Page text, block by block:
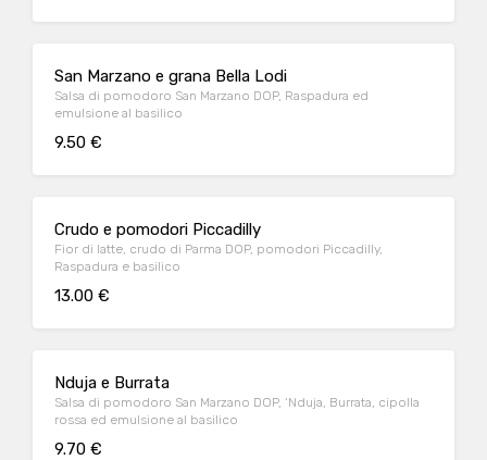
San Marzano e grana Bella Lodi
Salsa di pomodoro San Marzano DOP, Raspadura ed
emulsione al basilico
9.50 €
Crudo e pomodori Piccadilly
Fior di latte, crudo di Parma DOP, pomodori Piccadilly,
Raspadura e basilico
13.00 €
Nduja e Burrata
Salsa di pomodoro San Marzano DOP, ‘Nduja, Burrata, cipolla
rossa ed emulsione al basilico
9.70 €